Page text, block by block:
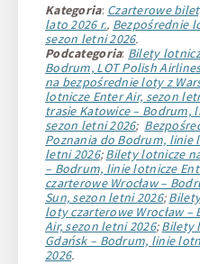
Kategoria: Czarterowe
lato 2026 r., Bezpośrednie
sezon letni 2026.
Podcategoria: Bilety
Bodrum, LOT Polish
na bezpośrednie loty z
lotnicze Enter Air, sezon
trasie Katowice – Bodrum,
sezon letni 2026;
Poznania do Bodrum, linie
letni 2026;Bilety lotnicze
– Bodrum, linie lotnicze
czarterowe Wrocław –
Sun, sezon letni 2026;
loty czarterowe Wrocław
Air, sezon letni 2026;Bilety
Gdańsk – Bodrum, linie
2026.